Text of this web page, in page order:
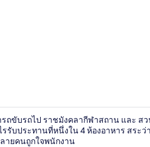
ถขับรถไป ราชมังคลากีฬาสถาน และ ส
รับประทานที่หนึ่งใน 4 ห้องอาหาร สระว่
ายคนถูกใจพนักงาน